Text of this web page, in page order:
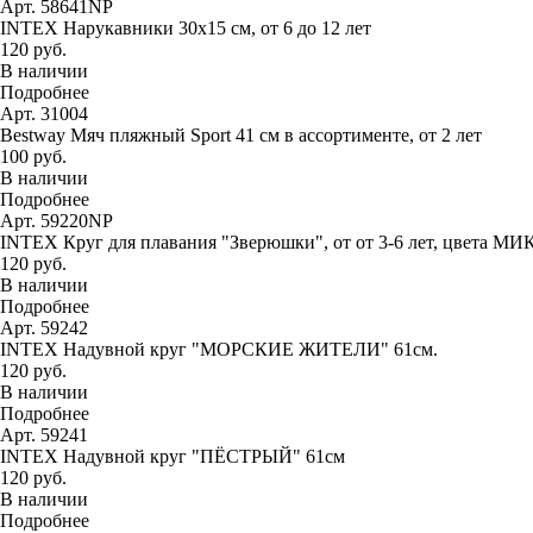
Арт. 58641NP
INTEX Нарукавники 30х15 см, от 6 до 12 лет
120 руб.
В наличии
Подробнее
Арт. 31004
Bestway Мяч пляжный Sport 41 см в ассортименте, от 2 лет
100 руб.
В наличии
Подробнее
Арт. 59220NP
INTEX Круг для плавания "Зверюшки", от от 3-6 лет, цвета
120 руб.
В наличии
Подробнее
Арт. 59242
INTEX Надувной круг "МОРСКИЕ ЖИТЕЛИ" 61см.
120 руб.
В наличии
Подробнее
Арт. 59241
INTEX Надувной круг "ПЁСТРЫЙ" 61см
120 руб.
В наличии
Подробнее